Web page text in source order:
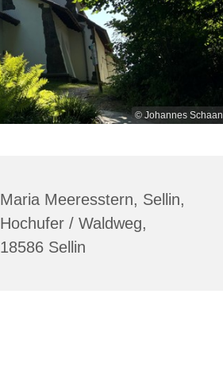
© Johannes Schaan
Maria Meeresstern, Sellin,
Hochufer / Waldweg,
18586 Sellin